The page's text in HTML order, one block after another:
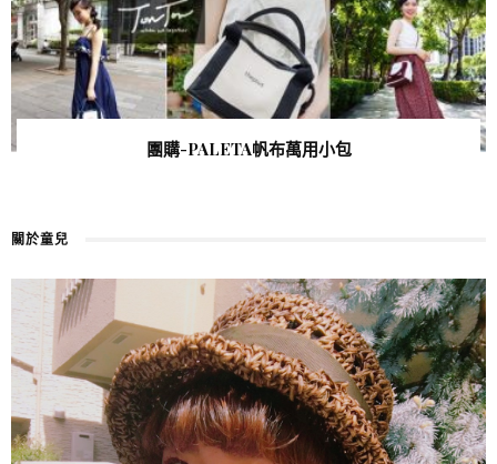
團購-PALETA帆布萬用小包
關於童兒